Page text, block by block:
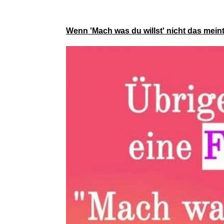
Wenn 'Mach was du willst' nicht das meint